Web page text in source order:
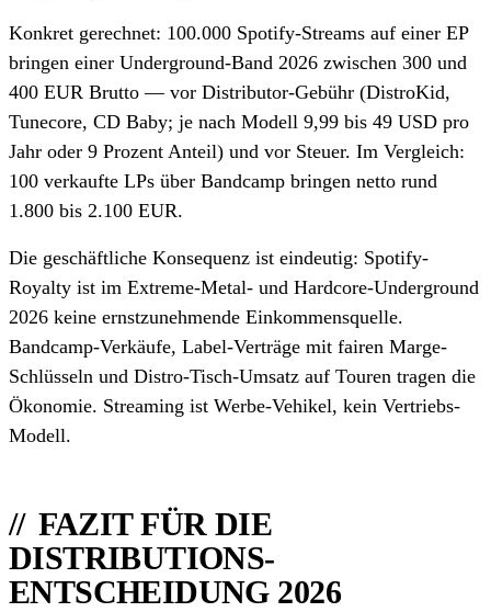
Konkret gerechnet: 100.000 Spotify-Streams auf einer EP
bringen einer Underground-Band 2026 zwischen 300 und
400 EUR Brutto — vor Distributor-Gebühr (DistroKid,
Tunecore, CD Baby; je nach Modell 9,99 bis 49 USD pro
Jahr oder 9 Prozent Anteil) und vor Steuer. Im Vergleich:
100 verkaufte LPs über Bandcamp bringen netto rund
1.800 bis 2.100 EUR.
Die geschäftliche Konsequenz ist eindeutig: Spotify-
Royalty ist im Extreme-Metal- und Hardcore-Underground
2026 keine ernstzunehmende Einkommensquelle.
Bandcamp-Verkäufe, Label-Verträge mit fairen Marge-
Schlüsseln und Distro-Tisch-Umsatz auf Touren tragen die
Ökonomie. Streaming ist Werbe-Vehikel, kein Vertriebs-
Modell.
FAZIT FÜR DIE
DISTRIBUTIONS-
ENTSCHEIDUNG 2026